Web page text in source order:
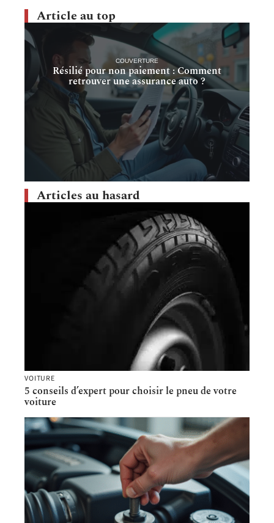
Article au top
COUVERTURE
Résilié pour non paiement : Comment
retrouver une assurance auto ?
Articles au hasard
VOITURE
5 conseils d’expert pour choisir le pneu de votre
voiture